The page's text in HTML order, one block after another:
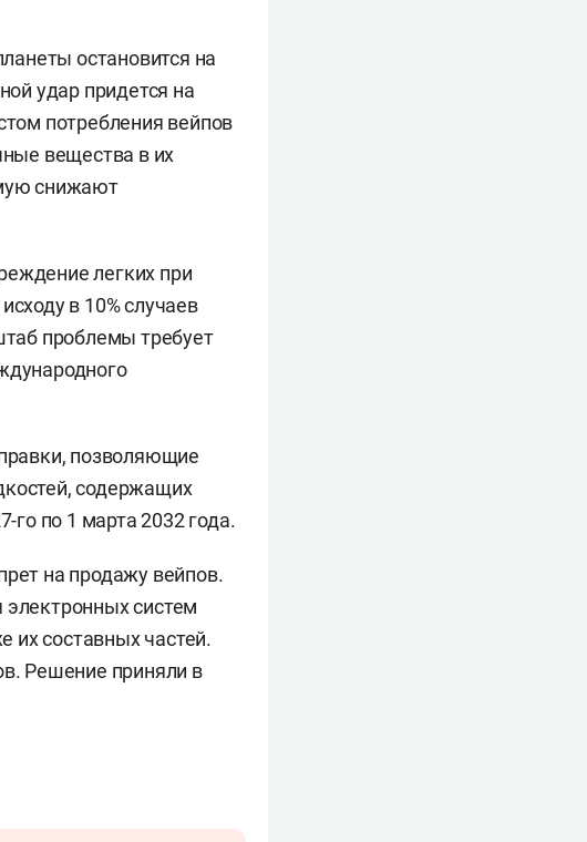
остановится на
удар придется на
потребления вейпов
вещества в их
снижают
легких при
в 10% случаев
проблемы требует
позволяющие
содержащих
го по 1 марта 2032 года.
на продажу вейпов.
электронных систем
их составных частей.
Решение приняли в